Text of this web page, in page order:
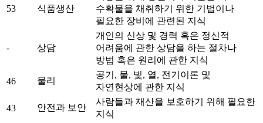
53 식품생산
수확물을 채취하기 위한 기법이나
필요한 장비에 관련된 지식
- 상담
개인의 신상 및 경력 혹은 정신적
어려움에 관한 상담을 하는 절차나
방법 혹은 원리에 관한 지식
46 물리
공기, 물, 빛, 열, 전기이론 및
자연현상에 관한 지식
43 안전과 보안
사람들과 재산을 보호하기 위해 필요한
지식